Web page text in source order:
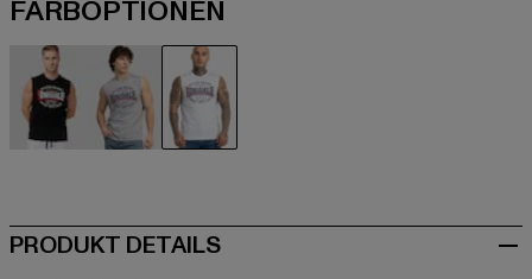
FARBOPTIONEN
PRODUKT DETAILS